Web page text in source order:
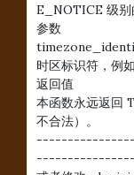
E_NOTICE 级别
参数
时区标识符，
返回值
本函数永远返回
不合法）。